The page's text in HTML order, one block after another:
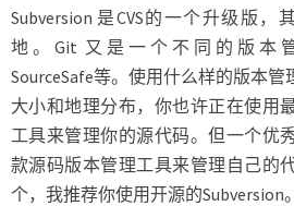
Subversion 是CVS的一个升级版，
地。Git 又是一个不同的版本
SourceSafe等。使用什么样的版本
大小和地理分布，你也许正在使用
工具来管理你的源代码。但一个优
款源码版本管理工具来管理自己的
个，我推荐你使用开源的Subversion。